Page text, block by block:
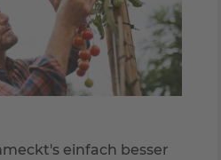
einfach besser